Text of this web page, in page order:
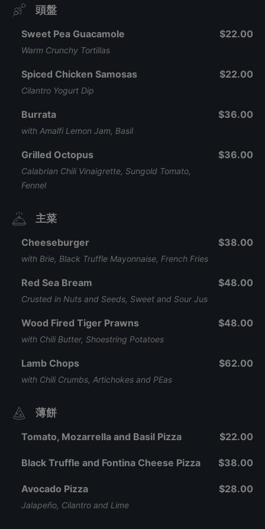
頭盤
Sweet Pea Guacamole
Warm Crunchy Tortillas
$22.00
Spiced Chicken Samosas
Cilantro Yogurt Dip
$22.00
Burrata
with Amalfi Lemon Jam, Basil
$36.00
Grilled Octopus
Calabrian Chili Vinaigrette, Sungold Tomato,
Fennel
$36.00
主菜
Cheeseburger
with Brie, Black Truffle Mayonnaise, French Fries
$38.00
Red Sea Bream
Crusted in Nuts and Seeds, Sweet and Sour Jus
$48.00
Wood Fired Tiger Prawns
with Chili Butter, Shoestring Potatoes
$48.00
Lamb Chops
with Chili Crumbs, Artichokes and PEas
$62.00
薄餅
Tomato, Mozarrella and Basil Pizza $22.00
Black Truffle and Fontina Cheese Pizza $38.00
Avocado Pizza
Jalapeño, Cilantro and Lime
$28.00